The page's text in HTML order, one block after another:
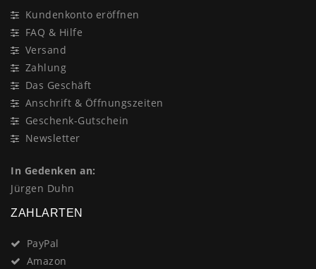
Kundenkonto eröffnen
FAQ & Hilfe
Versand
Zahlung
Das Geschäft
Anschrift & Öffnungszeiten
Geschenk-Gutschein
Newsletter
In Gedenken an:
Jürgen Duhn
ZAHLARTEN
PayPal
Amazon